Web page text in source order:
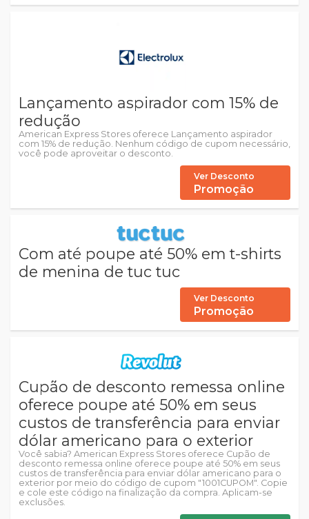
Lançamento aspirador com 15% de
redução
American Express Stores oferece Lançamento aspirador
com 15% de redução. Nenhum código de cupom necessário,
você pode aproveitar o desconto.
Ver Desconto
Promoção
Com até poupe até 50% em t-shirts
de menina de tuc tuc
Ver Desconto
Promoção
Cupão de desconto remessa online
oferece poupe até 50% em seus
custos de transferência para enviar
dólar americano para o exterior
Você sabia? American Express Stores oferece Cupão de
desconto remessa online oferece poupe até 50% em seus
custos de transferência para enviar dólar americano para o
exterior por meio do código de cupom "1001CUPOM". Copie
e cole este código na finalização da compra. Aplicam-se
exclusões.